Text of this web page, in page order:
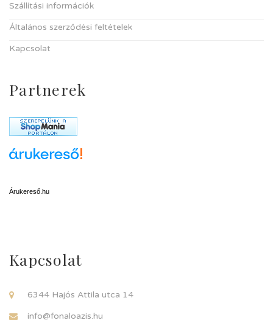
Szállítási információk
Általános szerződési feltételek
Kapcsolat
Partnerek
Árukereső.hu
Kapcsolat
6344 Hajós Attila utca 14
info@fonaloazis.hu